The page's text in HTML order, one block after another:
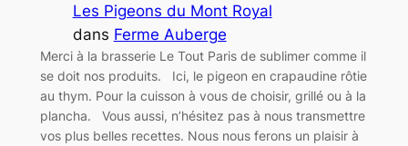
Les Pigeons du Mont Royal
dans Ferme Auberge
Merci à la brasserie Le Tout Paris de sublimer comme il
se doit nos produits. Ici, le pigeon en crapaudine rôtie
au thym. Pour la cuisson à vous de choisir, grillé ou à la
plancha. Vous aussi, n’hésitez pas à nous transmettre
vos plus belles recettes. Nous nous ferons un plaisir à